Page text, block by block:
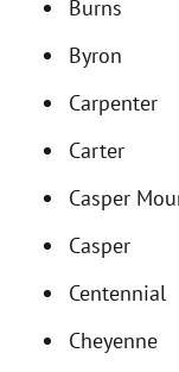
Burns
Byron
Carpenter
Carter
Casper
Casper
Centennial
Cheyenne